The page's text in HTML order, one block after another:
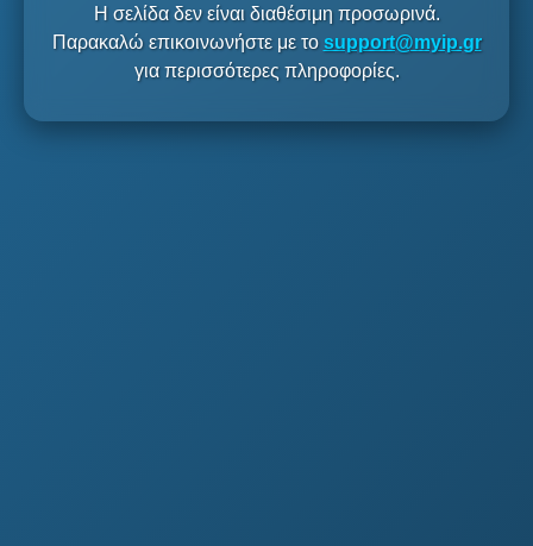
Η σελίδα δεν είναι διαθέσιμη προσωρινά.
Παρακαλώ επικοινωνήστε με το support@myip.gr
για περισσότερες πληροφορίες.